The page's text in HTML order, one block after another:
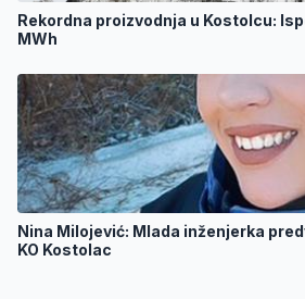
Rekordna proizvodnja u Kostolcu:
MWh
Nina Milojević: Mlada inženjerka
KO Kostolac